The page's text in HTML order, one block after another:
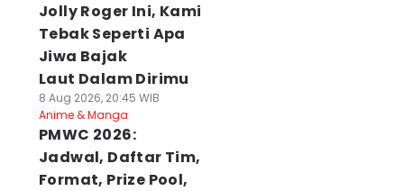
Jolly Roger Ini, Kami
Tebak Seperti Apa
Jiwa Bajak
Laut Dalam Dirimu
8 Aug 2026, 20:45 WIB
Anime & Manga
PMWC 2026:
Jadwal, Daftar Tim,
Format, Prize Pool,